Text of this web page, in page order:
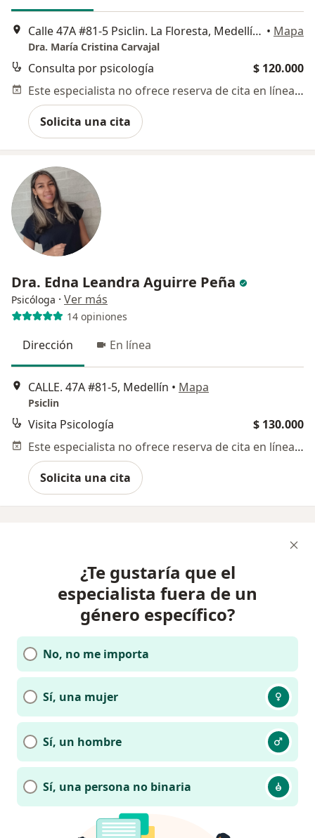
Calle 47A #81-5 Psiclin. La Floresta, Medellín, Medellín • Mapa
Dra. María Cristina Carvajal
Consulta por psicología
$ 120.000
Este especialista no ofrece reserva de cita en línea en esta dirección.
Solicita una cita
Dra. Edna Leandra Aguirre Peña
Psicóloga · Ver más
14 opiniones
Dirección En línea
CALLE. 47A #81-5, Medellín • Mapa
Psiclin
Visita Psicología
$ 130.000
Este especialista no ofrece reserva de cita en línea en esta dirección.
Solicita una cita
¿Te gustaría que el
especialista fuera de un
género específico?
No, no me importa
Sí, una mujer
Sí, un hombre
Sí, una persona no binaria